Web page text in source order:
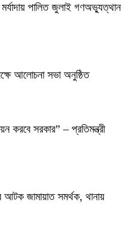
মর্যাদায় পালিত জুলাই গণঅভ্যুত্থান
আলোচনা সভা অনুষ্ঠিত
করবে সরকার” – প্রতিমন্ত্রী
আটক জামায়াত সমর্থক, থানায়